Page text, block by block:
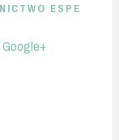
ESPE
Google+